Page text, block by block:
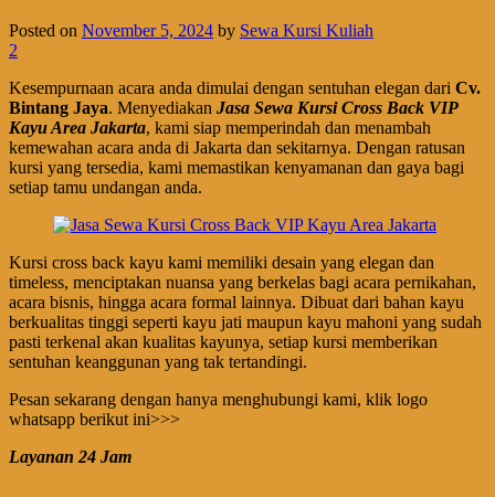
Posted on November 5, 2024 by Sewa Kursi Kuliah
2
Kesempurnaan acara anda dimulai dengan sentuhan elegan dari Cv.
Bintang Jaya. Menyediakan Jasa Sewa Kursi Cross Back VIP
Kayu Area Jakarta, kami siap memperindah dan menambah
kemewahan acara anda di Jakarta dan sekitarnya. Dengan ratusan
kursi yang tersedia, kami memastikan kenyamanan dan gaya bagi
setiap tamu undangan anda.
Kursi cross back kayu kami memiliki desain yang elegan dan
timeless, menciptakan nuansa yang berkelas bagi acara pernikahan,
acara bisnis, hingga acara formal lainnya. Dibuat dari bahan kayu
berkualitas tinggi seperti kayu jati maupun kayu mahoni yang sudah
pasti terkenal akan kualitas kayunya, setiap kursi memberikan
sentuhan keanggunan yang tak tertandingi.
Pesan sekarang dengan hanya menghubungi kami, klik logo
whatsapp berikut ini>>>
Layanan 24 Jam